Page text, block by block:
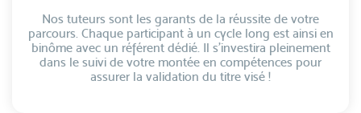
Nos tuteurs sont les garants de la réussite de votre
parcours. Chaque participant à un cycle long est ainsi en
binôme avec un référent dédié. Il s’investira pleinement
dans le suivi de votre montée en compétences pour
assurer la validation du titre visé !